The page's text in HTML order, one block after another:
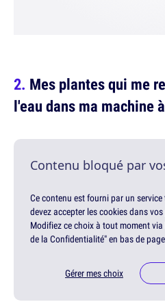
Mes plantes qui me
l'eau dans ma machine
Contenu bloqué par
Ce contenu est fourni par un
devez accepter les cookies dans
Modifiez ce choix à tout moment
de la Confidentialité" en bas de
Gérer mes choix